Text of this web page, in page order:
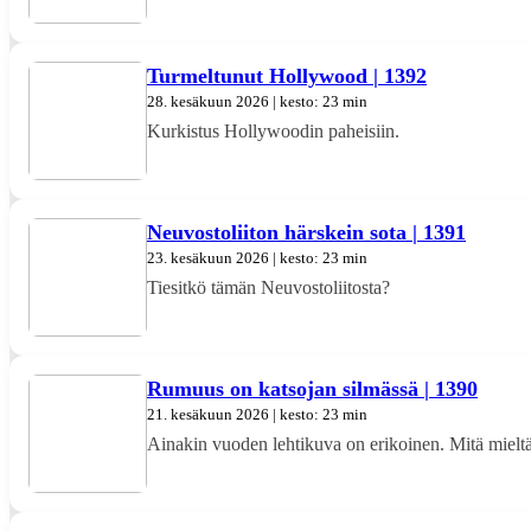
Turmeltunut Hollywood | 1392
28. kesäkuun 2026 | kesto: 23 min
Kurkistus Hollywoodin paheisiin.
Neuvostoliiton härskein sota | 1391
23. kesäkuun 2026 | kesto: 23 min
Tiesitkö tämän Neuvostoliitosta?
Rumuus on katsojan silmässä | 1390
21. kesäkuun 2026 | kesto: 23 min
Ainakin vuoden lehtikuva on erikoinen. Mitä